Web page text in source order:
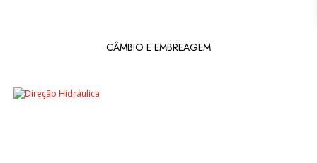
CÂMBIO E EMBREAGEM